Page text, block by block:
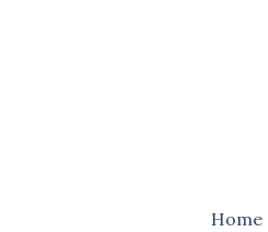
Home